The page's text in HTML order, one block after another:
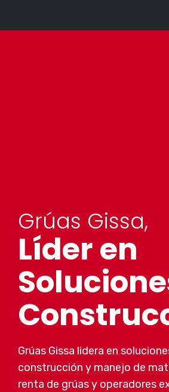
Grúas Gissa,
Líder en
Grúas Gissa lidera en
construcción y manejo de
renta de grúas y operadores